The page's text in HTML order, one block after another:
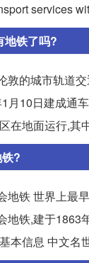
services
地铁了吗?
敦的城市轨道
月10日建成通
在地面运行,其
?
地铁 世界上最
地铁,建于1863
本信息 中文名